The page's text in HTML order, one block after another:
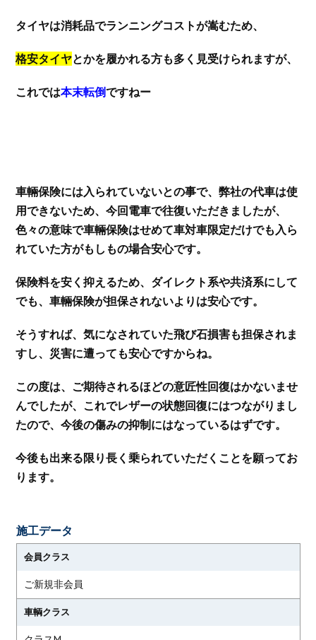
タイヤは消耗品でランニングコストが嵩むため、
格安タイヤとかを履かれる方も多く見受けられますが、
これでは本末転倒ですねー
車輛保険には入られていないとの事で、弊社の代車は使
用できないため、今回電車で往復いただきましたが、
色々の意味で車輛保険はせめて車対車限定だけでも入ら
れていた方がもしもの場合安心です。
保険料を安く抑えるため、ダイレクト系や共済系にして
でも、車輛保険が担保されないよりは安心です。
そうすれば、気になされていた飛び石損害も担保されま
すし、災害に遭っても安心ですからね。
この度は、ご期待されるほどの意匠性回復はかないませ
んでしたが、これでレザーの状態回復にはつながりまし
たので、今後の傷みの抑制にはなっているはずです。
今後も出来る限り長く乗られていただくことを願ってお
ります。
施工データ
会員クラス
ご新規非会員
車輌クラス